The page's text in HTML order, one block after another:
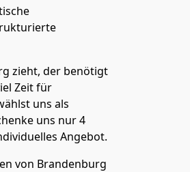
zieht, der benötigt
Zeit für
uns als
uns nur4
Angebot.
von Brandenburg